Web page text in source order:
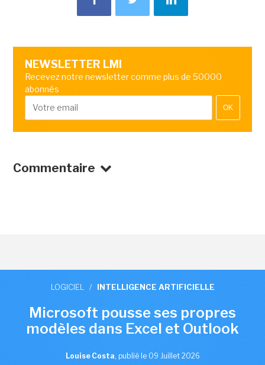
NEWSLETTER LMI
Recevez notre newsletter comme plus de 50000
abonnés
OK
Commentaire
LOGICIEL / INTELLIGENCE ARTIFICIELLE
Microsoft pousse ses propres
modèles dans Excel et Outlook
Louise Costa, publié le 09 Juillet 2026